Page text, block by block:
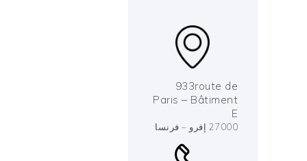
933route de
Paris – Bâtiment
E
27000 إفرو – فرنسا